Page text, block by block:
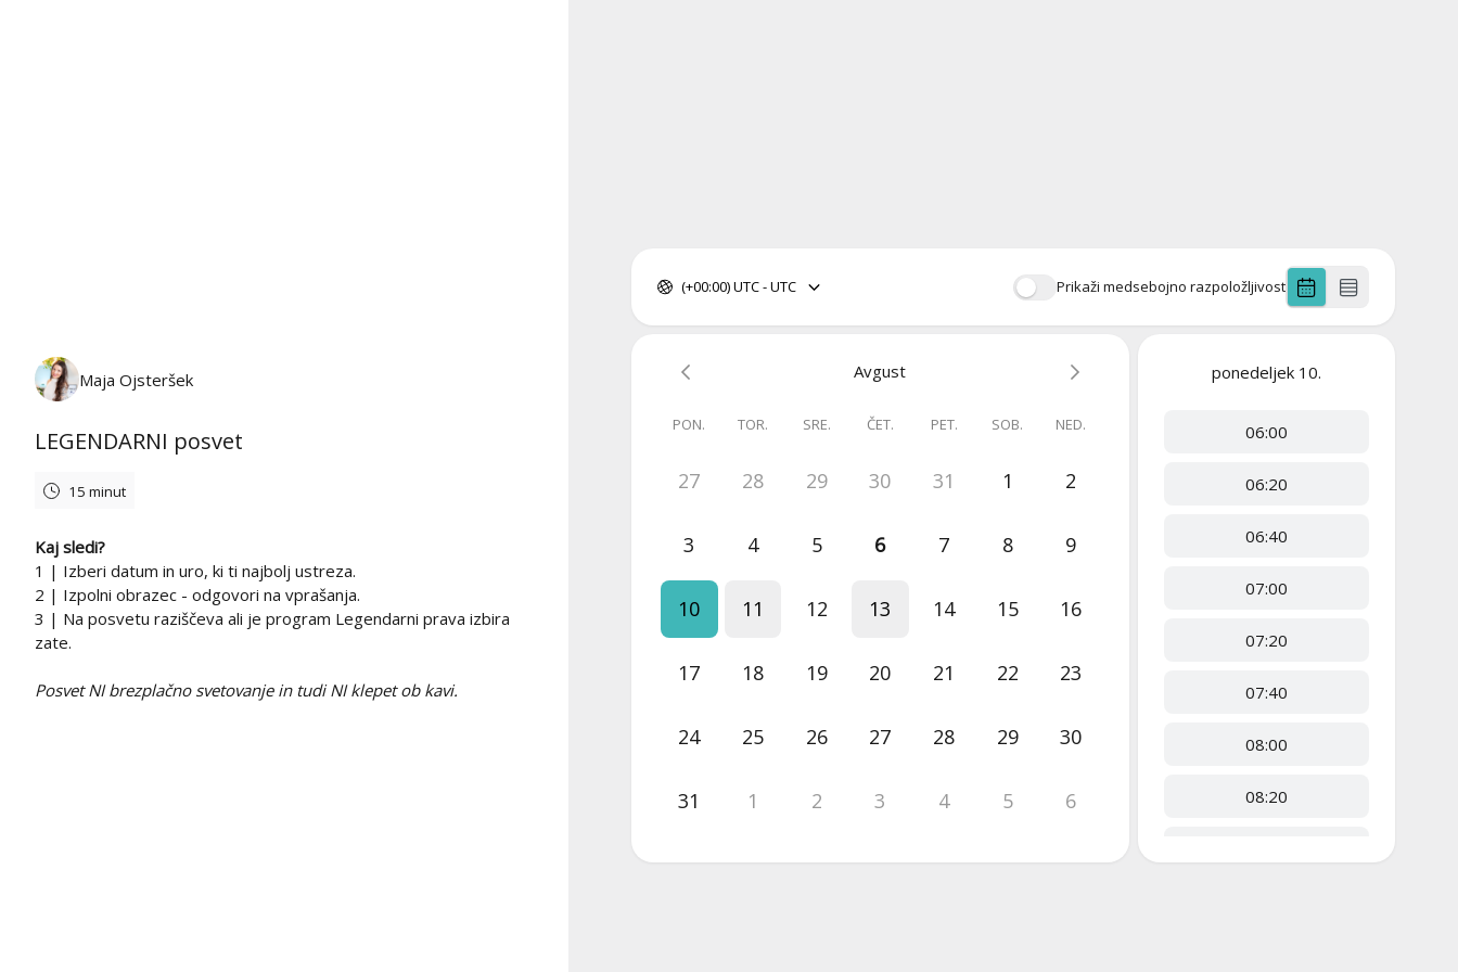
Maja Ojsteršek
LEGENDARNI posvet
15 minut
Kaj sledi?
1 | Izberi datum in uro, ki ti najbolj ustreza.
2 | Izpolni obrazec - odgovori na vprašanja.
3 | Na posvetu raziščeva ali je program Legendarni prava izbira
zate.
Posvet NI brezplačno svetovanje in tudi NI klepet ob kavi.
Prikaži medsebojno razpoložljivost
(+00:00) UTC - UTC
Avgust
PON. TOR. SRE. ČET. PET. SOB. NED.
27 28 29 30 31 1 2
3 4 5 6 7 8 9
10 11 12 13 14 15 16
17 18 19 20 21 22 23
24 25 26 27 28 29 30
31 1 2 3 4 5 6
ponedeljek10.
06:00
06:20
06:40
07:00
07:20
07:40
08:00
08:20